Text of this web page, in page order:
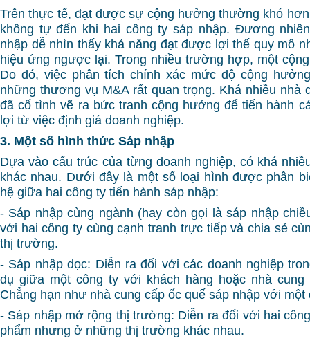
Trên thực tế, đạt được sự cộng hưởng thường khó
không tự đến khi hai công ty sáp nhập. Đương
nhập dễ nhìn thấy khả năng đạt được lợi thế quy mô
hiệu ứng ngược lại. Trong nhiều trường hợp, một
Do đó, việc phân tích chính xác mức độ cộng
những thương vụ M&A rất quan trọng. Khá nhiều nhà
đã cố tình vẽ ra bức tranh cộng hưởng để tiến hành
lợi từ việc định giá doanh nghiệp.
3. Một số hình thức Sáp nhập
Dựa vào cấu trúc của từng doanh nghiệp, có khá
khác nhau. Dưới đây là một số loại hình được phân
hệ giữa hai công ty tiến hành sáp nhập:
- Sáp nhập cùng ngành (hay còn gọi là sáp nhập
với hai công ty cùng cạnh tranh trực tiếp và chia sẻ
thị trường.
- Sáp nhập dọc: Diễn ra đối với các doanh nghiệp
dụ giữa một công ty với khách hàng hoặc nhà
Chẳng hạn như nhà cung cấp ốc quế sáp nhập với
- Sáp nhập mở rộng thị trường: Diễn ra đối với hai
phẩm nhưng ở những thị trường khác nhau.